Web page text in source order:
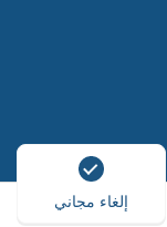
إلغاء مجاني